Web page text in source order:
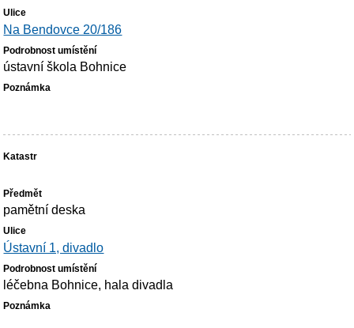
Na Bendovce 20/186
ústavní škola Bohnice
pamětní deska
Ústavní 1, divadlo
léčebna Bohnice, hala divadla